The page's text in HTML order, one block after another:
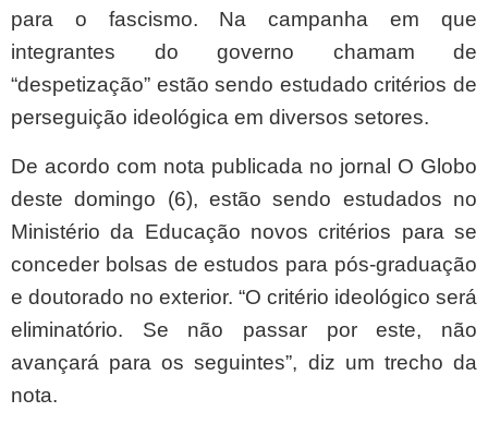
para o fascismo. Na campanha em que
integrantes do governo chamam de
“despetização” estão sendo estudado critérios de
perseguição ideológica em diversos setores.
De acordo com nota publicada no jornal O Globo
deste domingo (6), estão sendo estudados no
Ministério da Educação novos critérios para se
conceder bolsas de estudos para pós-graduação
e doutorado no exterior. “O critério ideológico será
eliminatório. Se não passar por este, não
avançará para os seguintes”, diz um trecho da
nota.